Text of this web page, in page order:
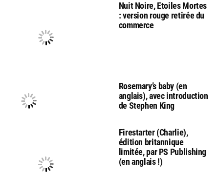
Nuit Noire, Etoiles Mortes
: version rouge retirée du
commerce
Rosemary’s baby (en
anglais), avec introduction
de Stephen King
Firestarter (Charlie),
édition britannique
limitée, par PS Publishing
(en anglais !)